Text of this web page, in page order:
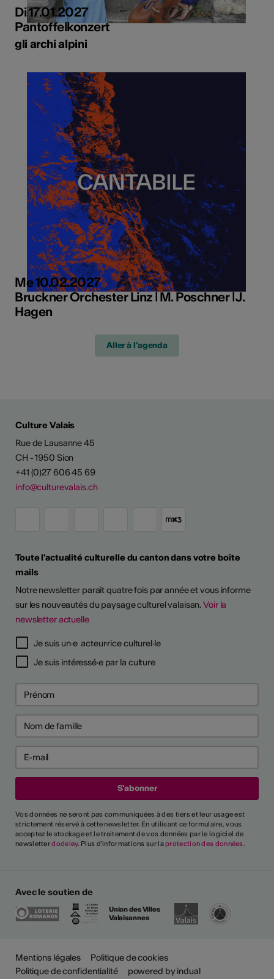
Di 17.01.2027
Pantoffelkonzert
gli archi alpini
Me 10.02.2027
Bruckner Orchester Linz ǀ M. Poschner ǀ J.
Hagen
Aller à l'agenda
Culture Valais
Rue de Lausanne 45
CH - 1950 Sion
+41 (0)27 606 45 69
info@culturevalais.ch
Toute l'actualité culturelle du canton dans votre boîte
mails
Notre newsletter paraît quatre fois par année et vous informe
sur les nouveautés du paysage culturel valaisan.Voir la
newsletter actuelle
Je suis un·e acteur·rice culturel·le
Je suis intéressé·e par la culture
Vos données ne seront pas communiquées à des tiers et leur usage est
strictement réservé à cette newsletter. En utilisant ce formulaire, vous
acceptez le stockage et le traitement de vos données par le logiciel de
newsletterdodeley. Plus d'informations sur la protection des données.
Avec le soutien de
Union des Villes
Valaisannes
Mentions légales
Politique de cookies
Politique de confidentialité
powered by indual